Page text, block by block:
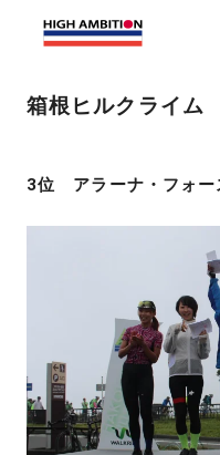
箱根ヒルクライ
3位 アラーナ・フォー